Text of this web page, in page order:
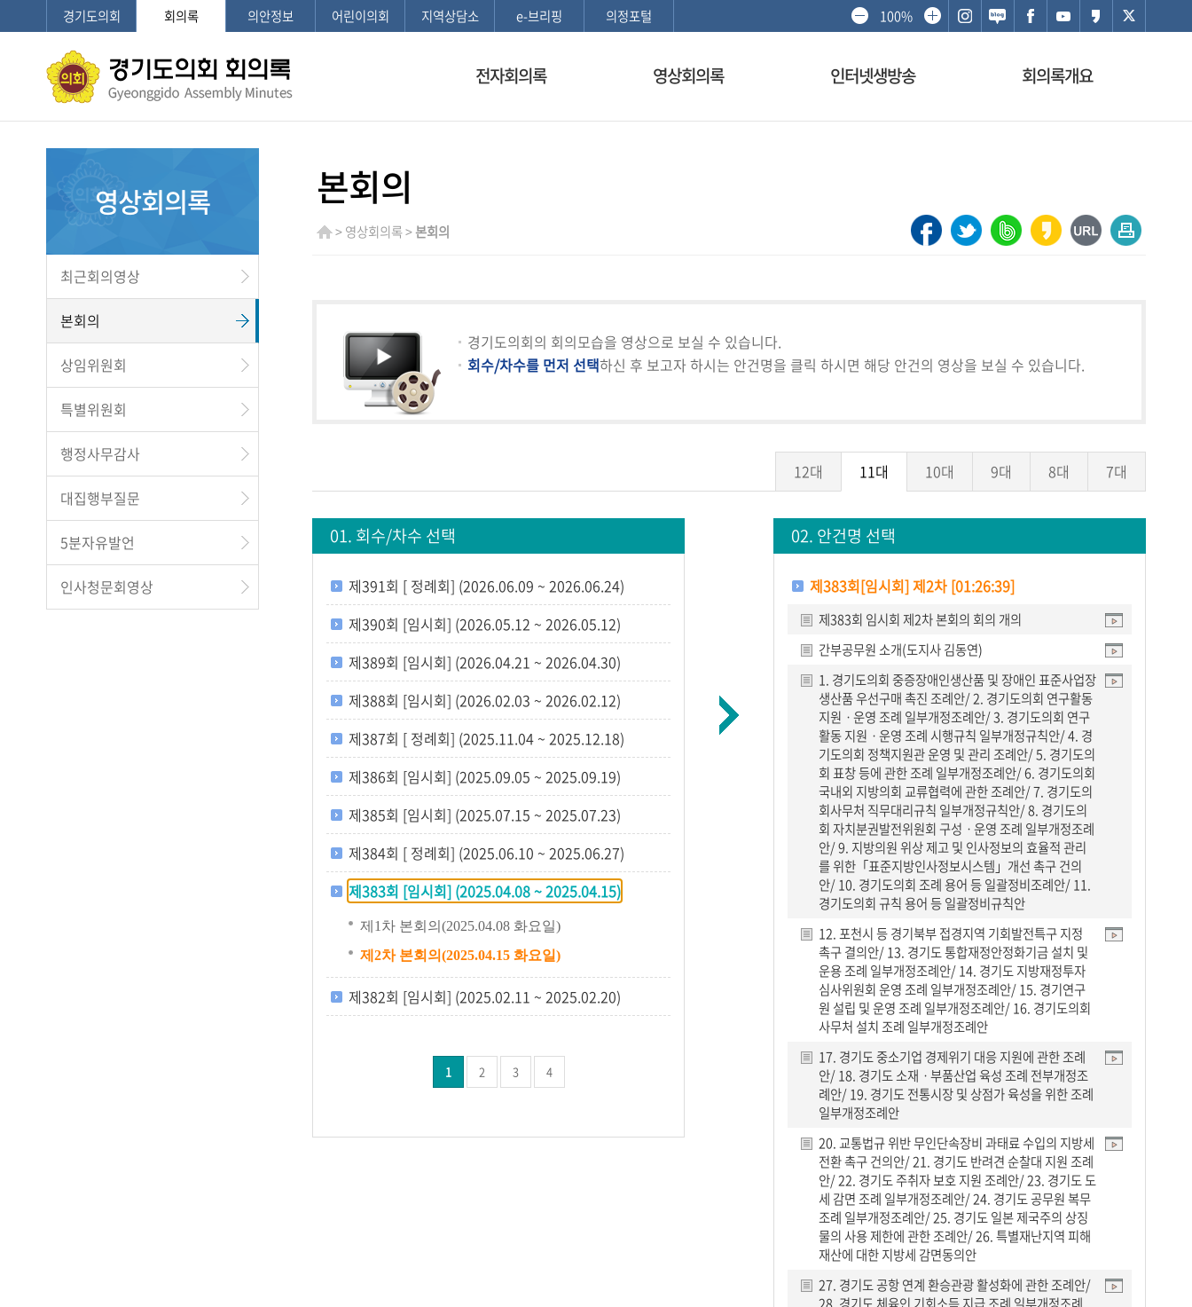
본문으로 바로가기
메인메뉴 바로가기
경기도의회 회의록 의안정보 어린이의회 지역상담소 e-브리핑 의정포털 100%
전자회의록 영상회의록 인터넷생방송 회의록개요
영상회의록
최근회의영상
본회의
상임위원회
특별위원회
행정사무감사
대집행부질문
5분자유발언
인사청문회영상
> 영상회의록 >본회의
본회의
경기도의회의 회의모습을 영상으로 보실 수 있습니다.
회수/차수를 먼저 선택하신 후 보고자 하시는 안건명을 클릭 하시면 해당 안건의 영상을 보실 수 있습니다.
12대 11대 10대 9대 8대 7대
01. 회수/차수 선택
제391회 [ 정례회] (2026.06.09 ~ 2026.06.24)
제390회 [임시회] (2026.05.12 ~ 2026.05.12)
제389회 [임시회] (2026.04.21 ~ 2026.04.30)
제388회 [임시회] (2026.02.03 ~ 2026.02.12)
제387회 [ 정례회] (2025.11.04 ~ 2025.12.18)
제386회 [임시회] (2025.09.05 ~ 2025.09.19)
제385회 [임시회] (2025.07.15 ~ 2025.07.23)
제384회 [ 정례회] (2025.06.10 ~ 2025.06.27)
제383회 [임시회] (2025.04.08 ~ 2025.04.15)
제1차 본회의(2025.04.08 화요일)
제2차 본회의(2025.04.15 화요일)
제382회 [임시회] (2025.02.11 ~ 2025.02.20)
1 2 3 4
02. 안건명 선택
제383회[임시회] 제2차 [01:26:39]
제383회 임시회 제2차 본회의 회의 개의
간부공무원 소개(도지사 김동연)
1. 경기도의회 중증장애인생산품 및 장애인 표준사업장
생산품 우선구매 촉진 조례안/ 2. 경기도의회 연구활동
지원ㆍ운영 조례 일부개정조례안/ 3. 경기도의회 연구
활동 지원ㆍ운영 조례 시행규칙 일부개정규칙안/ 4. 경
기도의회 정책지원관 운영 및 관리 조례안/ 5. 경기도의
회 표창 등에 관한 조례 일부개정조례안/ 6. 경기도의회
국내외 지방의회 교류협력에 관한 조례안/ 7. 경기도의
회사무처 직무대리규칙 일부개정규칙안/ 8. 경기도의
회 자치분권발전위원회 구성ㆍ운영 조례 일부개정조례
안/ 9. 지방의원 위상 제고 및 인사정보의 효율적 관리
를 위한「표준지방인사정보시스템」개선 촉구 건의
안/ 10. 경기도의회 조례 용어 등 일괄정비조례안/ 11.
경기도의회 규칙 용어 등 일괄정비규칙안
12. 포천시 등 경기북부 접경지역 기회발전특구 지정
촉구 결의안/ 13. 경기도 통합재정안정화기금 설치 및
운용 조례 일부개정조례안/ 14. 경기도 지방재정투자
심사위원회 운영 조례 일부개정조례안/ 15. 경기연구
원 설립 및 운영 조례 일부개정조례안/ 16. 경기도의회
사무처 설치 조례 일부개정조례안
17. 경기도 중소기업 경제위기 대응 지원에 관한 조례
안/ 18. 경기도 소재ㆍ부품산업 육성 조례 전부개정조
례안/ 19. 경기도 전통시장 및 상점가 육성을 위한 조례
일부개정조례안
20. 교통법규 위반 무인단속장비 과태료 수입의 지방세
전환 촉구 건의안/ 21. 경기도 반려견 순찰대 지원 조례
안/ 22. 경기도 주취자 보호 지원 조례안/ 23. 경기도 도
세 감면 조례 일부개정조례안/ 24. 경기도 공무원 복무
조례 일부개정조례안/ 25. 경기도 일본 제국주의 상징
물의 사용 제한에 관한 조례안/ 26. 특별재난지역 피해
재산에 대한 지방세 감면동의안
27. 경기도 공항 연계 환승관광 활성화에 관한 조례안/